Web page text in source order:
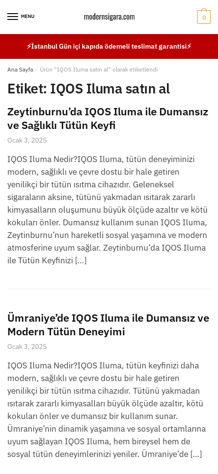
MENU 0
⚡İstanbul Gün içi kapıda ödemeli teslimat garantisi⚡
Ana Sayfa / Ürün “IQOS Iluma satın al” olarak etiketlendi
Etiket: IQOS Iluma satın al
Zeytinburnu’da IQOS Iluma ile Dumansız
ve Sağlıklı Tütün Keyfi
Ocak 3, 2025
IQOS Iluma Nedir?IQOS Iluma, tütün deneyiminizi
modern, sağlıklı ve çevre dostu bir hale getiren
yenilikçi bir tütün ısıtma cihazıdır. Geleneksel
sigaraların aksine, tütünü yakmadan ısıtarak zararlı
kimyasalların oluşumunu büyük ölçüde azaltır ve kötü
kokuları önler. Dumansız kullanım sunan IQOS Iluma,
Zeytinburnu’nun hareketli sosyal yaşamına ve modern
atmosferine uyum sağlar. Zeytinburnu’da IQOS Iluma
ile Tütün Keyfinizi […]
Ümraniye’de IQOS Iluma ile Dumansız ve
Modern Tütün Deneyimi
Ocak 3, 2025
IQOS Iluma Nedir?IQOS Iluma, tütün keyfinizi daha
modern, sağlıklı ve çevre dostu bir hale getiren
yenilikçi bir tütün ısıtma cihazıdır. Tütünü yakmadan
ısıtarak zararlı kimyasalları büyük ölçüde azaltır, kötü
kokuları önler ve dumansız bir kullanım sunar.
Ümraniye’nin dinamik yaşamına ve sosyal ortamlarına
uyum sağlayan IQOS Iluma, hem bireysel hem de
sosyal tütün deneyimlerinizi yeniler. Ümraniye’de […]